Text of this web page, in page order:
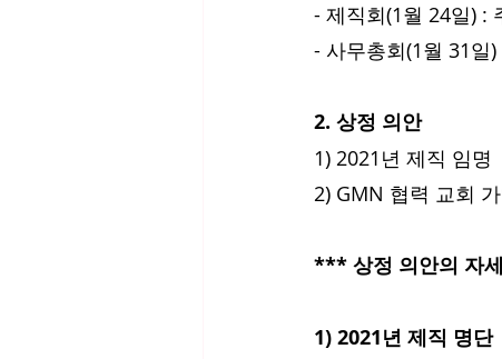
- 제직회(1월 24일) :
- 사무총회(1월 31일
2. 상정 의안
1) 2021년 제직 임명
2) GMN 협력 교회
*** 상정 의안의 자
1) 2021년 제직 명단